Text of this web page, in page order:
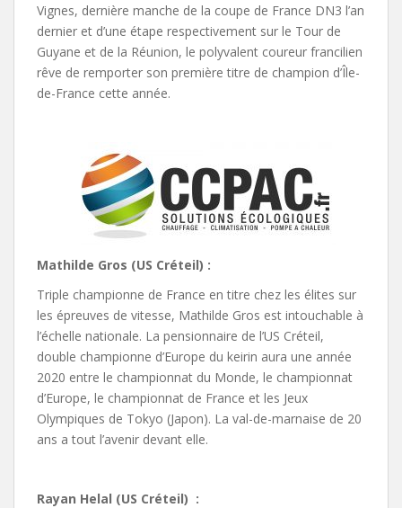
Vignes, dernière manche de la coupe de France DN3 l’an
dernier et d’une étape respectivement sur le Tour de
Guyane et de la Réunion, le polyvalent coureur francilien
rêve de remporter son première titre de champion d’Île-
de-France cette année.
Mathilde Gros (US Créteil) :
Triple championne de France en titre chez les élites sur
les épreuves de vitesse, Mathilde Gros est intouchable à
l’échelle nationale. La pensionnaire de l’US Créteil,
double championne d’Europe du keirin aura une année
2020 entre le championnat du Monde, le championnat
d’Europe, le championnat de France et les Jeux
Olympiques de Tokyo (Japon). La val-de-marnaise de 20
ans a tout l’avenir devant elle.
Rayan Helal (US Créteil) :